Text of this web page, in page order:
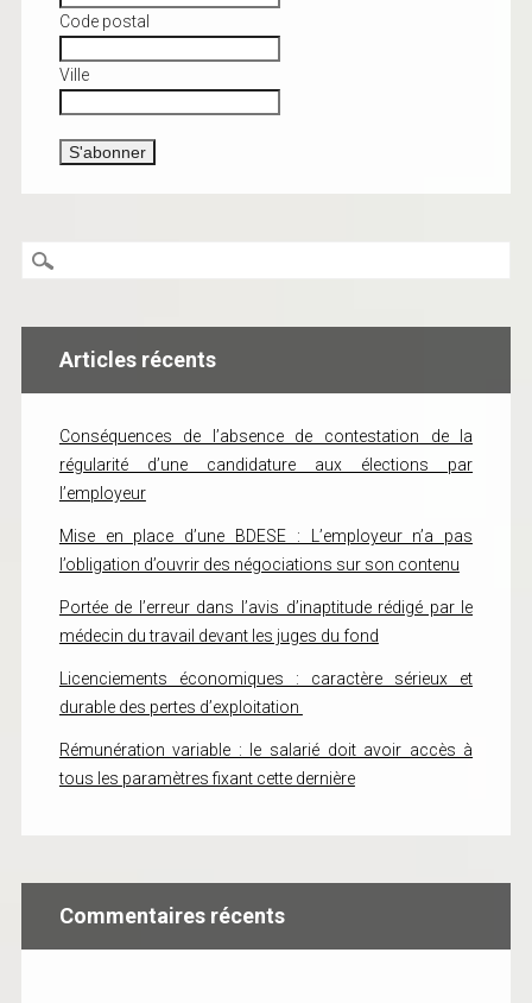
Code postal
Ville
Articles récents
Conséquences de l’absence de contestation de la
régularité d’une candidature aux élections par
l’employeur
Mise en place d’une BDESE : L’employeur n’a pas
l’obligation d’ouvrir des négociations sur son contenu
Portée de l’erreur dans l’avis d’inaptitude rédigé par le
médecin du travail devant les juges du fond
Licenciements économiques : caractère sérieux et
durable des pertes d’exploitation
Rémunération variable : le salarié doit avoir accès à
tous les paramètres fixant cette dernière
Commentaires récents